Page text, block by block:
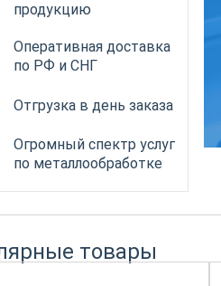
продукцию
Оперативная доставка
по РФ и СНГ
Отгрузка в день заказа
Огромный спектр услуг
по металлообработке
товары